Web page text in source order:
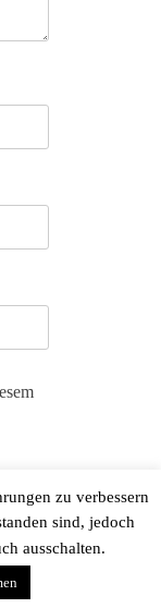
zu verbessern
sind, jedoch
ausschalten.